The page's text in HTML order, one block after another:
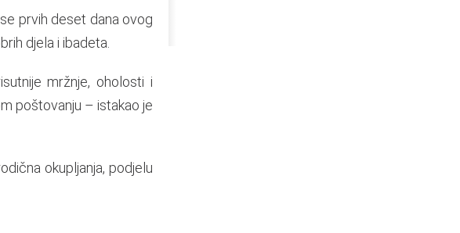
prvih deset dana ovog
djela i ibadeta.
mržnje, oholosti i
poštovanju – istakao je
okupljanja, podjelu